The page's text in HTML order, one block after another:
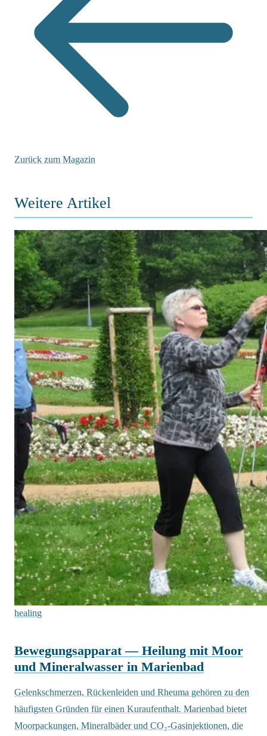
Zurück zum Magazin
Weitere Artikel
healing
Bewegungsapparat — Heilung mit Moor
und Mineralwasser in Marienbad
Gelenkschmerzen, Rückenleiden und Rheuma gehören zu den
häufigsten Gründen für einen Kuraufenthalt. Marienbad bietet
Moorpackungen, Mineralbäder und CO₂-Gasinjektionen, die